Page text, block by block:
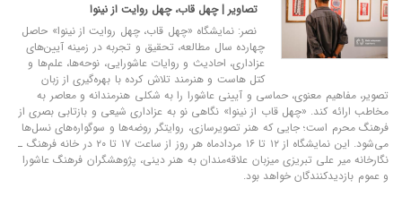
تصاویر | چهل قاب، چهل روایت از نینوا
نصر: نمایشگاه «چهل قاب، چهل روایت از نینوا» حاصل
چهارده سال مطالعه، تحقیق و تجربه در زمینه‌ آیین‌های
عزاداری، احادیث و روایات عاشورایی، نوحه‌ها، علم‌ها و
کتل هاست و هنرمند تلاش کرده با بهره‌گیری از زبان
تصویر، مفاهیم معنوی، حماسی و آیینی عاشورا را به شکلی هنرمندانه و معاصر به
مخاطب ارائه کند. «چهل قاب از نینوا» نگاهی نو به عزاداری شیعی و بازتابی بصری از
فرهنگ محرم است؛ جایی که هنر تصویرسازی، روایتگر روضه‌ها و سوگواره‌های نسل‌ها
می‌شود. این نمایشگاه از ۱۲ تا ۱۶ مردادماه هر روز از ساعت ۱۷ تا ۲۰ در خانه فرهنگ ـ
نگارخانه میر علی تبریزی میزبان علاقه‌مندان به هنر دینی، پژوهشگران فرهنگ عاشورا
و عموم بازدیدکنندگان خواهد بود.